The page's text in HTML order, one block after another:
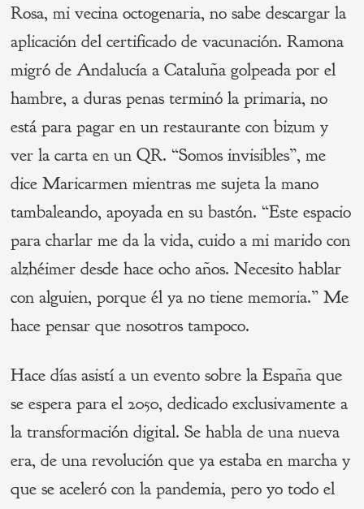
Rosa, mi vecina octogenaria, no sabe descargar la
aplicación del certificado de vacunación. Ramona
migró de Andalucía a Cataluña golpeada por el
hambre, a duras penas terminó la primaria, no
está para pagar en un restaurante con bizum y
ver la carta en un QR. “Somos invisibles”, me
dice Maricarmen mientras me sujeta la mano
tambaleando, apoyada en su bastón. “Este espacio
para charlar me da la vida, cuido a mi marido con
alzhéimer desde hace ocho años. Necesito hablar
con alguien, porque él ya no tiene memoria.” Me
hace pensar que nosotros tampoco.
Hace días asistí a un evento sobre la España que
se espera para el 2050, dedicado exclusivamente a
la transformación digital. Se habla de una nueva
era, de una revolución que ya estaba en marcha y
que se aceleró con la pandemia, pero yo todo el